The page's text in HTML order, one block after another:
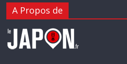
A Propos de